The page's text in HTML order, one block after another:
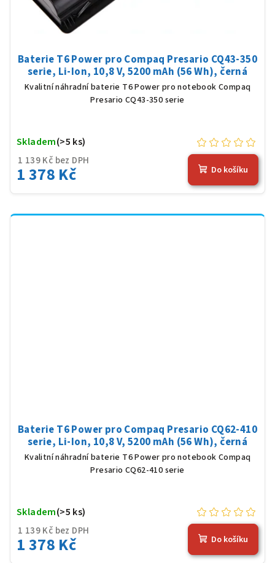
Baterie T6 Power pro Compaq Presario CQ43-350
serie, Li-Ion, 10,8 V, 5200 mAh (56 Wh), černá
Kvalitní náhradní baterie T6 Power pro notebook Compaq
Presario CQ43-350 serie
1 139 Kč bez DPH
1 378 Kč
Skladem(>5 ks)
Do košíku
Baterie T6 Power pro Compaq Presario CQ62-410
serie, Li-Ion, 10,8 V, 5200 mAh (56 Wh), černá
Kvalitní náhradní baterie T6 Power pro notebook Compaq
Presario CQ62-410 serie
1 139 Kč bez DPH
1 378 Kč
Skladem(>5 ks)
Do košíku